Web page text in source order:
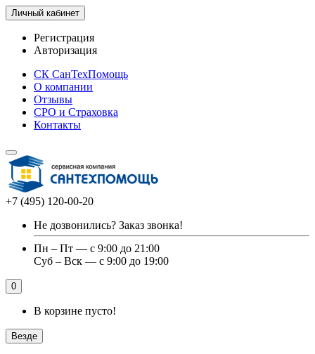
Личный кабинет
Регистрация
Авторизация
СК СанТехПомощь
О компании
Отзывы
СРО и Страховка
Контакты
+7 (495) 120-00-20
Не дозвонились? Заказ звонка!
Пн – Пт — с 9:00 до 21:00
Суб – Вск — с 9:00 до 19:00
0
В корзине пусто!
Везде